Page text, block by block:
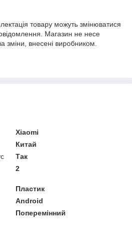
товару можуть змінюватися
Магазин не несе
зміни, внесені виробником.
Xiaomi
Китай
Так
2
Пластик
Android
Поперемінний